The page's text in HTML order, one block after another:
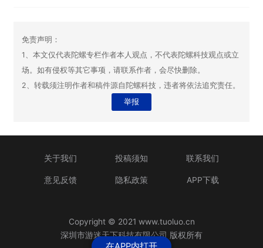
免责声明：
1、本文仅代表陀螺专栏作者本人观点，不代表陀螺科技观点或立
场。如有侵权等其它事项，请联系作者，会尽快删除。
2、转载须注明作者和稿件源自陀螺科技，违者将依法追究责任。
举报
关于我们 投稿须知 联系我们
意见反馈 隐私政策 APP下载
Copyright © 2021 www.tuoluo.cn
深圳市游迷天下科技有限公司 版权所有